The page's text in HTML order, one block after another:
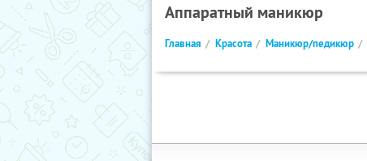
Аппаратный маникюр
Главная Красота Маникюр/педикюр